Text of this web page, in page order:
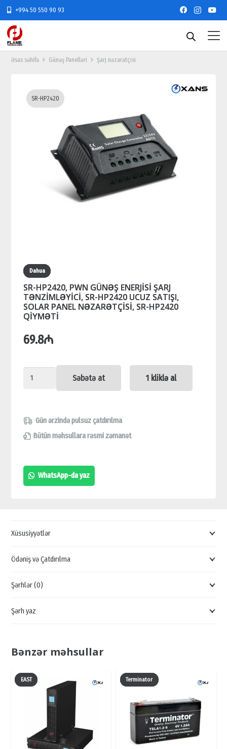
+994 50 550 90 93
Əsas səhifə Günəş Panelləri Şarj nəzarətçisi
SR-HP2420
Dahua
SR-HP2420, PWN GÜNƏŞ ENERJİSİ ŞARJ
TƏNZİMLƏYİCİ, SR-HP2420 UCUZ SATIŞI,
SOLAR PANEL NƏZARƏTÇİSİ, SR-HP2420
QİYMƏTİ
69.8₼
SR-
GÜNƏŞ
ENERJİSİ
TƏNZİMLƏYİCİ,
SR-
PANEL
SR-
QİYMƏTİ
Səbətə at 1 kliklə al
Gün ərzində pulsuz çatdırılma
Bütün məhsullara rəsmi zəmanət
WhatsApp-da yaz
Xüsusiyyətlər
Ödəniş və Çatdırılma
Şərhlər (0)
Şərh yaz
Bənzər məhsullar
EAST Terminator